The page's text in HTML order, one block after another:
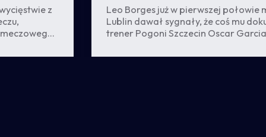
z
Leo Borges już w pierwszej połowie
Lublin dawał sygnały, że coś mu
trener Pogoni Szczecin Oscar
zastąpić go, jeśli przerwa w jego